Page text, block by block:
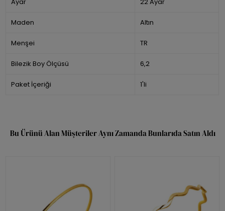
Maden Altın
Menşei TR
Bilezik Boy Ölçüsü 6,2
Paket İçeriği 1'li
Bu Ürünü Alan Müşteriler Aynı Zamanda Bunlarıda Satın Aldı